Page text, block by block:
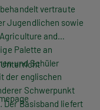
behandelt vertraute
Jugendlichen sowie
and
Palette an
und Schüler
der englischen
Schwerpunkt
Basisband liefert